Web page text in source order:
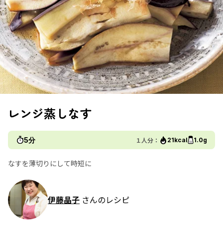
レンジ蒸しなす
5分 １人分： 21kcal 1.0g
なすを薄切りにして時短に
伊藤晶子 さんのレシピ